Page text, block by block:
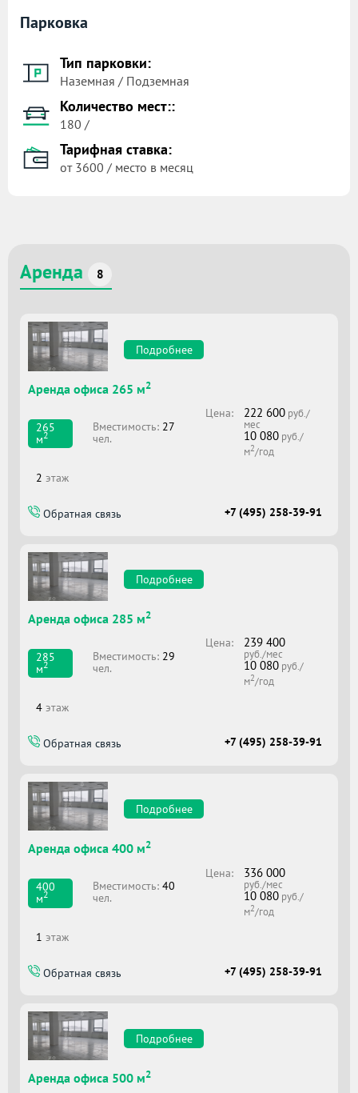
Парковка
Тип парковки:
Наземная / Подземная
Количество мест::
180 /
Тарифная ставка:
от 3600 / место в месяц
Аренда 8
Подробнее
Аренда офиса 265 м2
265
м2
Вместимоcть: 27
чел.
Цена: 222 600руб./
мес
10 080руб./
м2/год
2 этаж
Обратная связь +7 (495) 258-39-91
Подробнее
Аренда офиса 285 м2
285
м2
Вместимоcть: 29
чел.
Цена: 239 400
руб./мес
10 080 руб./
м2/год
4 этаж
Обратная связь +7 (495) 258-39-91
Подробнее
Аренда офиса 400 м2
400
м2
Вместимоcть: 40
чел.
Цена: 336 000
руб./мес
10 080 руб./
м2/год
1 этаж
Обратная связь +7 (495) 258-39-91
Подробнее
Аренда офиса 500 м2